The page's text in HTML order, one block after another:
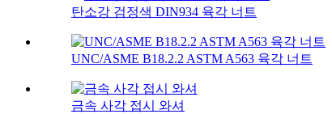
탄소강 검정색 DIN934 육각 너트
UNC/ASME B18.2.2 ASTM A563 육각 너트
금속 사각 접시 와셔